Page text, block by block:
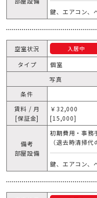
鍵、エアコン、
空室状況 入居中
タイプ
個室
写真
条件
賃料 / 月
[保証金]
￥32,000
[15,000]
備考
部屋設備
初期費用・事
（退去時清掃代
鍵、エアコン、